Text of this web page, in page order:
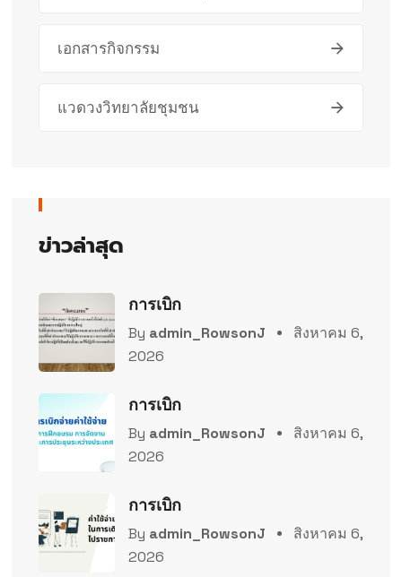
เอกสารกิจกรรม
แวดวงวิทยาลัยชุมชน
ข่าวล่าสุด
การเบิก
By admin_RowsonJ
สิงหาคม 6,
2026
การเบิก
By admin_RowsonJ
สิงหาคม 6,
2026
การเบิก
By admin_RowsonJ
สิงหาคม 6,
2026